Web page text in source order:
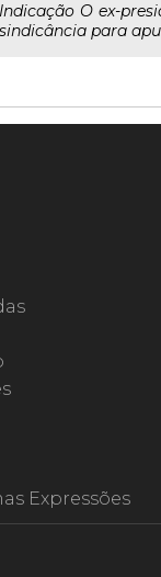
Indicação O ex-
sindicância para
Expressões